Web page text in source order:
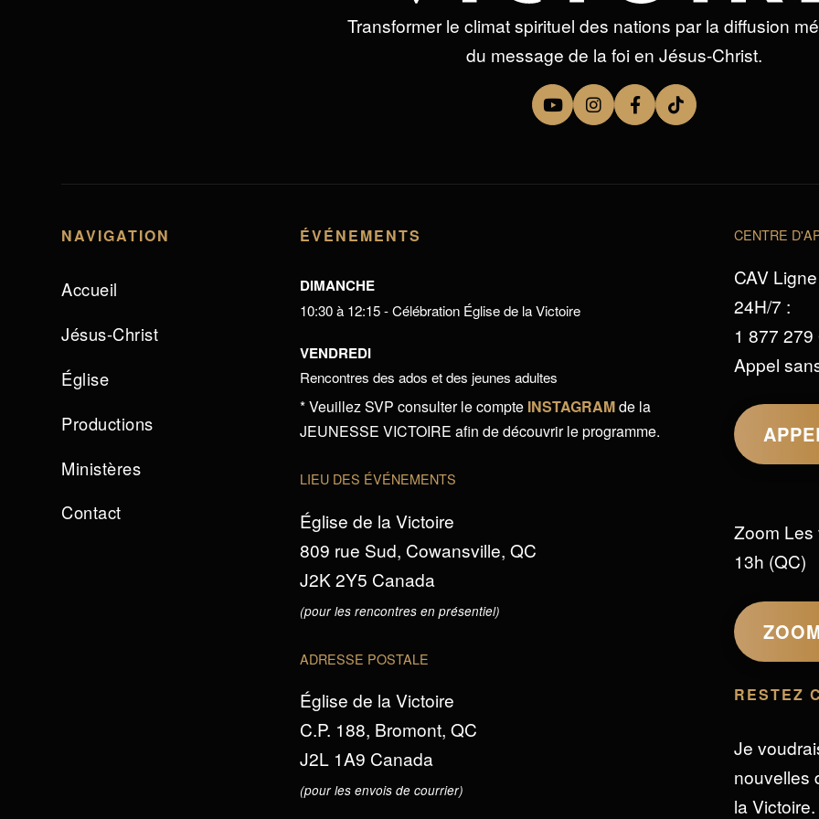
Transformer le climat spirituel des nations par la diffusion
du message de la foi en Jésus-Christ.
NAVIGATION
Accueil
Jésus-Christ
Église
Productions
Ministères
Contact
ÉVÉNEMENTS
DIMANCHE
10:30 à 12:15 - Célébration Église de la Victoire
VENDREDI
Rencontres des ados et des jeunes adultes
* Veuillez SVP consulter le compte INSTAGRAMde la
JEUNESSE VICTOIRE afin de découvrir le programme.
LIEU DES ÉVÉNEMENTS
Église de la Victoire
809 rue Sud, Cowansville, QC
J2K 2Y5 Canada
(pour les rencontres en présentiel)
ADRESSE POSTALE
Église de la Victoire
C.P. 188, Bromont, QC
J2L 1A9 Canada
(pour les envois de courrier)
CENTRE
CAV
24H/7 :
1 877
Appel
Zoom Les
13h (QC)
RESTEZ
Je
nouvelles
la Victoire.